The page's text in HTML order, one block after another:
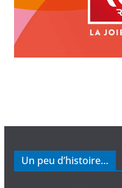
Un peu d’histoire…